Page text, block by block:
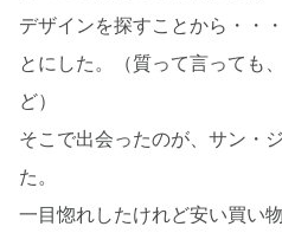
デザインを探すことから・・
とにした。（質って言っても
ど）
そこで出会ったのが、サン・
た。
一目惚れしたけれど安い買い